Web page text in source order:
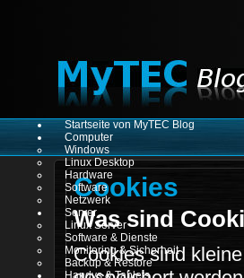
Startseite von MyTEC Blog
Computer
Windows
Linux Desktop
Hardware
Software
Netzwerk
Server
Linux Server
Software & Dienste
Monitoring & Sicherheit
Backup & Restore
Handys & Tablets
Cookies
Was sind
Cookies sind